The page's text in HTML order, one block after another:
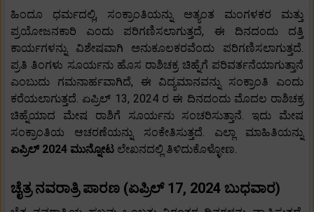
ಹಿಂದೂ ಧರ್ಮದಲ್ಲಿ, ಸಂಕ್ರಾಂತಿಯನ್ನು ಅತ್ಯಂತ ಮಂಗಳಕರ ಮತ್ತು
ಪ್ರಯೋಜನಕಾರಿ ಎಂದು ಪರಿಗಣಿಸಲಾಗುತ್ತದೆ, ಈ ದಿನದಂದು ದತ್ತಿ
ಕಾರ್ಯಗಳನ್ನು ವಿಶೇಷವಾಗಿ ಅನುಕೂಲಕರವೆಂದು ಪರಿಗಣಿಸಲಾಗುತ್ತದೆ.
ಪ್ರತಿ ತಿಂಗಳು ಸೂರ್ಯನು ಹೊಸ ರಾಶಿಚಕ್ರ ಚಿಹ್ನೆಗೆ ಪರಿವರ್ತನೆಯಾಗುತ್ತಾನೆ
ಎಂಬುದು ಗಮನಾರ್ಹವಾಗಿದೆ, ಈ ವಿದ್ಯಮಾನವನ್ನು ಸಂಕ್ರಾಂತಿ ಎಂದು
ಕರೆಯಲಾಗುತ್ತದೆ. ಏಪ್ರಿಲ್ 13, 2024 ರ ಈ ದಿನದಂದು ಮೊದಲ ರಾಶಿಚಕ್ರ
ಚಿಹ್ನೆಯಾದ ಮೇಷ ರಾಶಿಗೆ ಸೂರ್ಯನು ಸಂಚರಿಸುತ್ತಾನೆ. ಇದು ಮೇಷ
ಸಂಕ್ರಾಂತಿಯ ಆಚರಣೆಯನ್ನು ಸಂಕೇತಿಸುತ್ತದೆ. ಎಲ್ಲಾ ಮಾಹಿತಿಯನ್ನು
ಏಪ್ರಿಲ್ 2024 ಮುನ್ನೋಟ ಲೇಖನದಲ್ಲಿ ತಿಳಿದುಕೊಳ್ಳೋಣ.
ಚೈತ್ರ ನವರಾತ್ರಿ ಪಾರಣ (ಏಪ್ರಿಲ್ 17, 2024 ಬುಧವಾರ)